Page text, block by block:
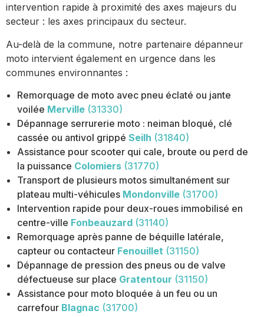
intervention rapide à proximité des axes majeurs du
secteur : les axes principaux du secteur.
Au-delà de la commune, notre partenaire dépanneur
moto intervient également en urgence dans les
communes environnantes :
Remorquage de moto avec pneu éclaté ou jante
voilée Merville (31330)
Dépannage serrurerie moto : neiman bloqué, clé
cassée ou antivol grippé Seilh (31840)
Assistance pour scooter qui cale, broute ou perd de
la puissance Colomiers (31770)
Transport de plusieurs motos simultanément sur
plateau multi-véhicules Mondonville (31700)
Intervention rapide pour deux-roues immobilisé en
centre-ville Fonbeauzard (31140)
Remorquage après panne de béquille latérale,
capteur ou contacteur Fenouillet (31150)
Dépannage de pression des pneus ou de valve
défectueuse sur place Gratentour (31150)
Assistance pour moto bloquée à un feu ou un
carrefour Blagnac (31700)